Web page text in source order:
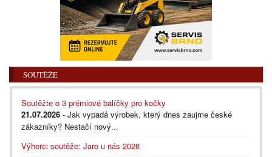
SOUTĚŽE
Soutěžte o 3 prémiové balíčky pro kočky
21.07.2026 - Jak vypadá výrobek, který dnes zaujme české
zákazníky? Nestačí nový...
Výherci soutěže: Jaro u nás 2026